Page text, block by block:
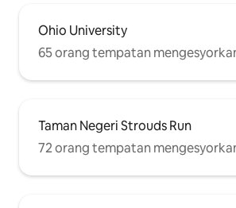
Ohio University
65 orang tempatan
Taman Negeri Strouds Run
72 orang tempatan